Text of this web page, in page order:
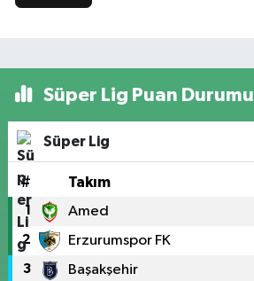
Süper Lig Puan Durumu
Süper Lig
# Takım
1 Amed
2 Erzurumspor FK
3 Başakşehir